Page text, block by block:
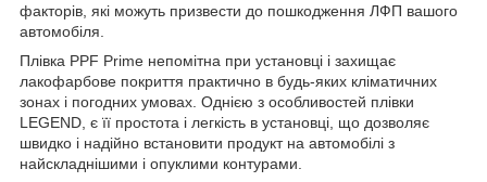
факторів, які можуть призвести до пошкодження ЛФП вашого
автомобіля.
Плівка PPF Prime непомітна при установці і захищає
лакофарбове покриття практично в будь-яких кліматичних
зонах і погодних умовах. Однією з особливостей плівки
LEGEND, є її простота і легкість в установці, що дозволяє
швидко і надійно встановити продукт на автомобілі з
найскладнішими і опуклими контурами.